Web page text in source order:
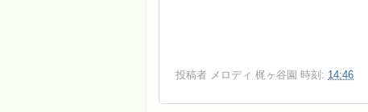
投稿者 メロディ 梶ヶ谷園 時刻: 14:46